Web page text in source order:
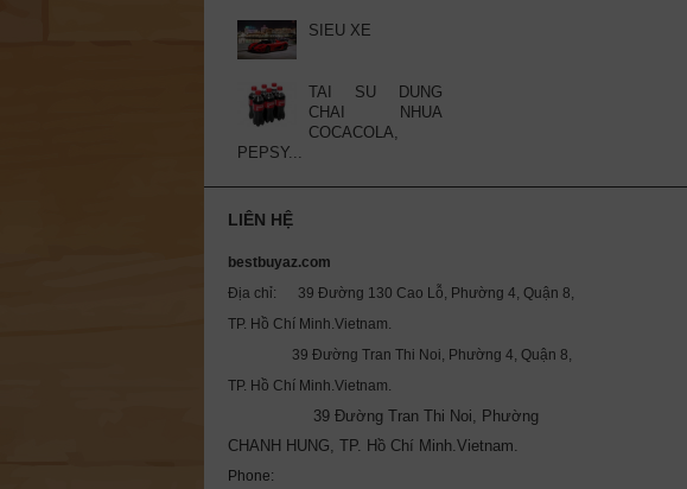
SIEU XE
TAI SU DUNG
CHAI NHUA
COCACOLA,
PEPSY...
LIÊN HỆ
bestbuyaz.com
Địa chỉ: 39 Đường 130 Cao Lỗ, Phường 4, Quận 8,
TP. Hồ Chí Minh.Vietnam.
39 Đường Tran Thi Noi, Phường 4, Quận 8,
TP. Hồ Chí Minh.Vietnam.
39 Đường Tran Thi Noi, Phường
CHANH HUNG, TP. Hồ Chí Minh.Vietnam.